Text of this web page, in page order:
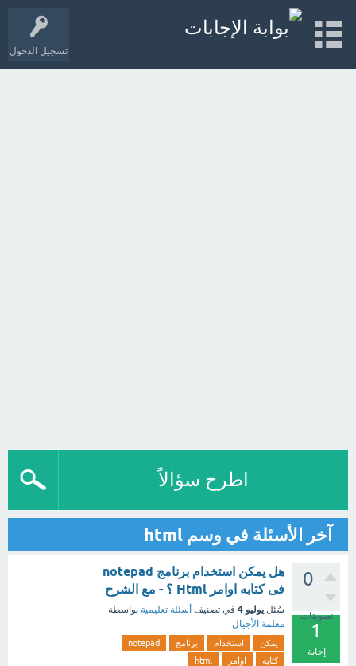
تسجيل الدخول
اطرح سؤالاً
آخر الأسئلة في وسم html
0
تصويتات
1
إجابة
هل يمكن استخدام برنامج notepad
فى كتابه اوامر Html ؟ - مع الشرح
سُئل يوليو 4 في تصنيف أسئلة تعليمية بواسطة
معلمة الأجيال
يمكن استخدام برنامج
notepad
كتابه
اوامر html